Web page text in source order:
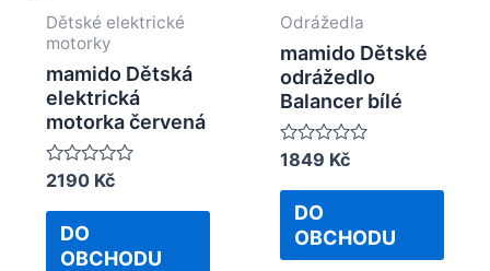
Dětské elektrické
motorky
mamido Dětská
elektrická
motorka červená
Rated
out
2190 Kč
DO
OBCHODU
Odrážedla
mamido Dětské
odrážedlo
Balancer bílé
Rated
out
1849 Kč
DO
OBCHODU